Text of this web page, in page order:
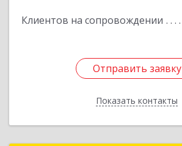
Клиентов на сопровождении
Отправить заявку
Показать контакты
Отправить заявку
Назад